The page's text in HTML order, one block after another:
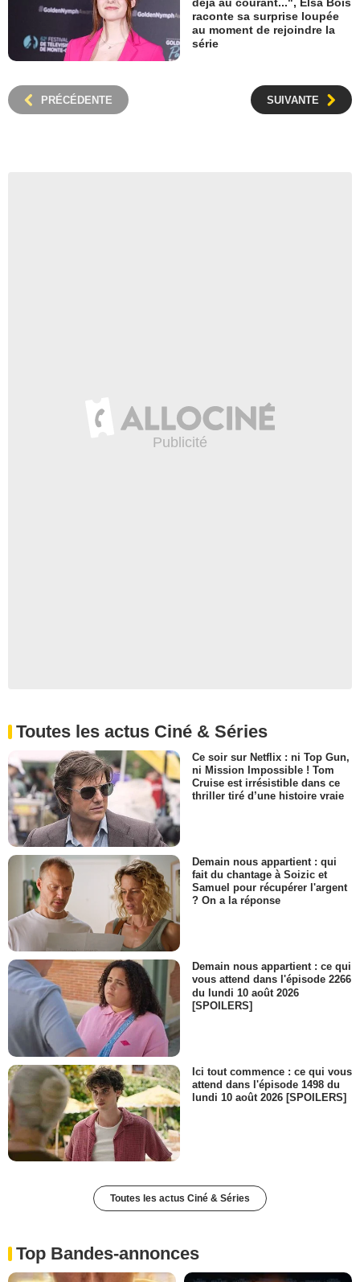
raconte sa surprise loupée
au moment de rejoindre la
série
PRÉCÉDENTE SUIVANTE
Toutes les actus Ciné & Séries
Ce soir sur Netflix : ni Top Gun,
ni Mission Impossible ! Tom
Cruise est irrésistible dans ce
thriller tiré d’une histoire vraie
Demain nous appartient : qui
fait du chantage à Soizic et
Samuel pour récupérer l'argent
? On a la réponse
Demain nous appartient : ce qui
vous attend dans l'épisode 2266
du lundi 10 août 2026
[SPOILERS]
Ici tout commence : ce qui vous
attend dans l'épisode 1498 du
lundi 10 août 2026 [SPOILERS]
Toutes les actus Ciné & Séries
Top Bandes-annonces